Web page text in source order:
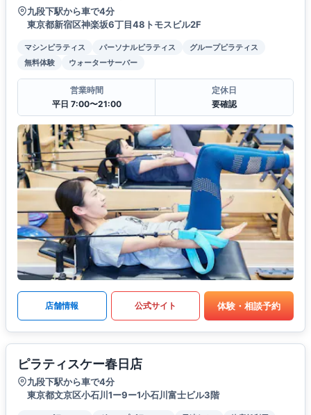
九段下駅から車で4分
東京都新宿区神楽坂6丁目48トモスビル2F
マシンピラティス パーソナルピラティス
グループピラティス
無料体験
ウォーターサーバー
営業時間
平日 7:00〜21:00
定休日
要確認
店舗情報 公式サイト 体験・相談予約
ピラティスケー春日店
九段下駅から車で4分
東京都文京区小石川1ー9ー1小石川富士ビル3階